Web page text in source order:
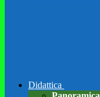
Didattica